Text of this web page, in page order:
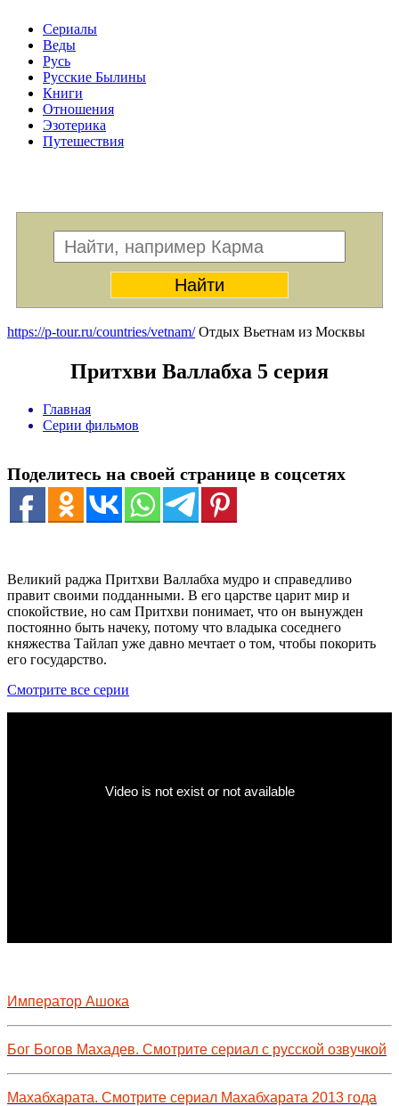
Сериалы
Веды
Русь
Русские Былины
Книги
Отношения
Эзотерика
Путешествия
https://p-tour.ru/countries/vetnam/Отдых Вьетнам из Москвы
Притхви Валлабха 5 серия
Главная
Серии фильмов
Поделитесь на своей странице в соцсетях
Великий раджа Притхви Валлабха мудро и справедливо
правит своими подданными. В его царстве царит мир и
спокойствие, но сам Притхви понимает, что он вынужден
постоянно быть начеку, потому что владыка соседнего
княжества Тайлап уже давно мечтает о том, чтобы покорить
его государство.
Смотрите все серии
Император Ашока
Бог Богов Махадев. Смотрите сериал с русской озвучкой
Махабхарата. Смотрите сериал Махабхарата 2013 года